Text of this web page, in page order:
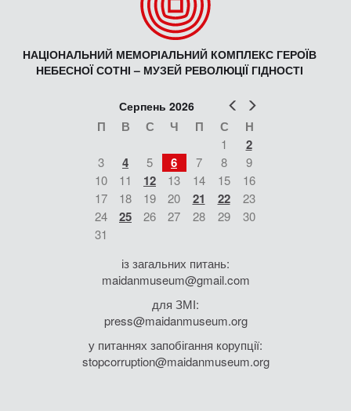
НАЦІОНАЛЬНИЙ МЕМОРІАЛЬНИЙ КОМПЛЕКС ГЕРОЇВ
НЕБЕСНОЇ СОТНІ – МУЗЕЙ РЕВОЛЮЦІЇ ГІДНОСТІ
Попер
Серпень 2026
П В С Ч П С Н
1 2
3 4 5 6 7 8
9
10
11 12 13 14 15
16
17
18 19 20 21 22
23
24
25 26 27 28 29
30
31
із загальних питань:
maidanmuseum@gmail.com
для ЗМІ:
press@maidanmuseum.org
у питаннях запобігання корупції:
stopcorruption@maidanmuseum.org